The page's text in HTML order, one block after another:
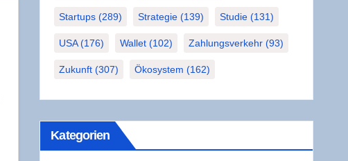
Startups (289) Strategie (139) Studie (131)
USA(176) Wallet (102) Zahlungsverkehr (93)
Zukunft (307) Ökosystem (162)
Kate­go­rien